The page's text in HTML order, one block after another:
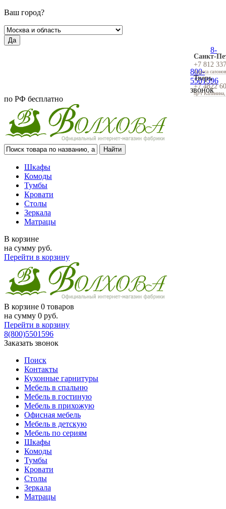
Ваш город?
Да
Санкт-
+7 812
Адреса
Тверь
+7 4822
пр-т
8-
800-
5501596
звонок
по РФ бесплатно
Шкафы
Комоды
Тумбы
Кровати
Столы
Зеркала
Матрацы
В корзине
на сумму руб.
Перейти в корзину
В корзине 0 товаров
на сумму 0 руб.
Перейти в корзину
8(800)5501596
Заказать звонок
Поиск
Контакты
Кухонные гарнитуры
Мебель в спальню
Мебель в гостиную
Мебель в прихожую
Офисная мебель
Мебель в детскую
Мебель по сериям
Шкафы
Комоды
Тумбы
Кровати
Столы
Зеркала
Матрацы